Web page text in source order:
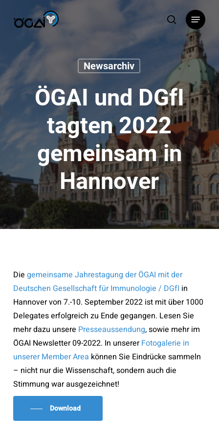
content
search
Menu
Newsarchiv
ÖGAI und DGfI
tagten 2022
gemeinsam in
Hannover
Die gemeinsame Jahrestagung der ÖGAI mit der
Deutschen Gesellschaft für Immunologie / DGfI in
Hannover von 7.-10. September 2022 ist mit über 1000
Delegates erfolgreich zu Ende gegangen. Lesen Sie
mehr dazu unsere Presseaussendung, sowie mehr im
ÖGAI Newsletter 09-2022. In unsererFotogalerie in
unserer Member Area können Sie Eindrücke sammeln
– nicht nur die Wissenschaft, sondern auch die
Stimmung war ausgezeichnet!
Download